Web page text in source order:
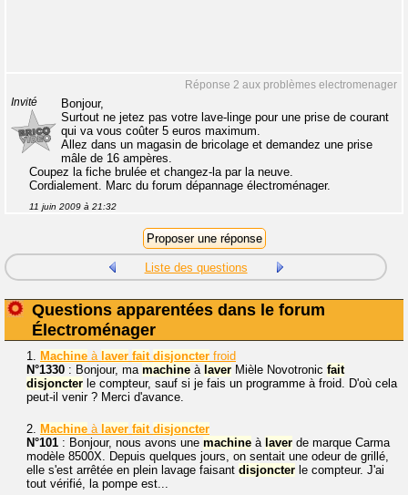
Réponse 2 aux problèmes electromenager
Invité
Bonjour,
Surtout ne jetez pas votre lave-linge pour une prise de courant
qui va vous coûter 5 euros maximum.
Allez dans un magasin de bricolage et demandez une prise
mâle de 16 ampères.
Coupez la fiche brulée et changez-la par la neuve.
Cordialement. Marc du forum dépannage électroménager.
11 juin 2009 à 21:32
Liste des questions
Questions apparentées dans le forum
Électroménager
1. Machine à laver fait disjoncter froid
N°1330 : Bonjour, ma machine à laver Mièle Novotronic fait
disjoncter le compteur, sauf si je fais un programme à froid. D'où cela
peut-il venir ? Merci d'avance.
2. Machine à laver fait disjoncter
N°101 : Bonjour, nous avons une machine à laver de marque Carma
modèle 8500X. Depuis quelques jours, on sentait une odeur de grillé,
elle s'est arrêtée en plein lavage faisant disjoncter le compteur. J'ai
tout vérifié, la pompe est...